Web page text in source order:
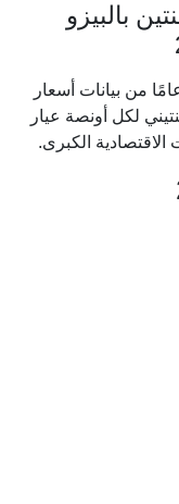
بالبيزو
المخطط التفاعلي ما يقرب من 20 عامًا من بيانات أسعار
لكل أونصة عيار